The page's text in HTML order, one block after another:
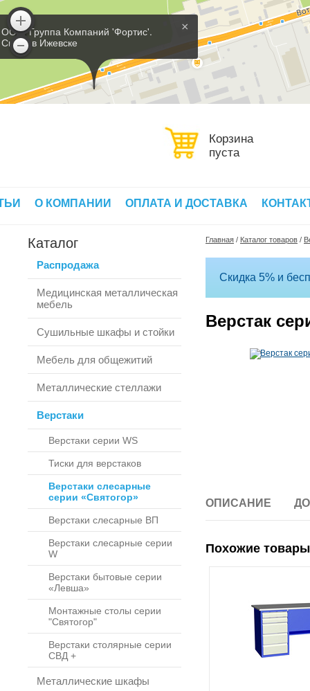
×
ООО 'Группа Компаний 'Фортис'.
Склад в Ижевске
Корзина
пуста
О КОМПАНИИ ОПЛАТА И ДОСТАВКА
Каталог
Распродажа
Медицинская металлическая
мебель
Сушильные шкафы и стойки
Мебель для общежитий
Металлические стеллажи
Верстаки
Верстаки серии WS
Тиски для верстаков
Верстаки слесарные
серии «Святогор»
Верстаки слесарные ВП
Верстаки слесарные серии
W
Верстаки бытовые серии
«Левша»
Монтажные столы серии
"Святогор"
Верстаки столярные серии
СВД +
Металлические шкафы
Главная / Каталог товаров /
Скидка 5% и
Верстак
ОПИСАНИЕ
Похожие